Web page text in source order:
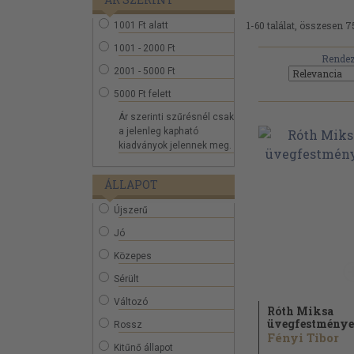
1001 Ft alatt
1001 - 2000 Ft
2001 - 5000 Ft
5000 Ft felett
Ár szerinti szűrésnél csak
a jelenleg kapható
kiadványok jelennek meg.
ÁLLAPOT
Újszerű
Jó
Közepes
Sérült
Változó
Rossz
Kitűnő állapot
1-60 találat, összesen
Róth Miksa
Fényi Tibor